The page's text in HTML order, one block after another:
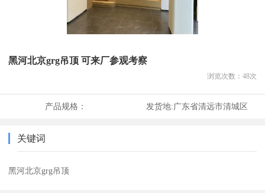
黑河北京grg吊顶 可来厂参观考察
浏览次数： 48次
产品规格： 发货地:广东省清远市清城区
关键词
黑河北京grg吊顶